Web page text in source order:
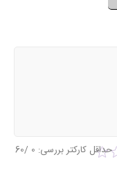
حداقل کارکتر بررسی: 0
/60